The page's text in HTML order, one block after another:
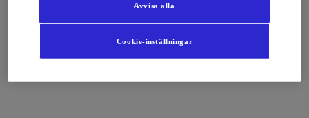
Cookie-inställningar
Avvisa alla